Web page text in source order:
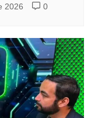
2026 0